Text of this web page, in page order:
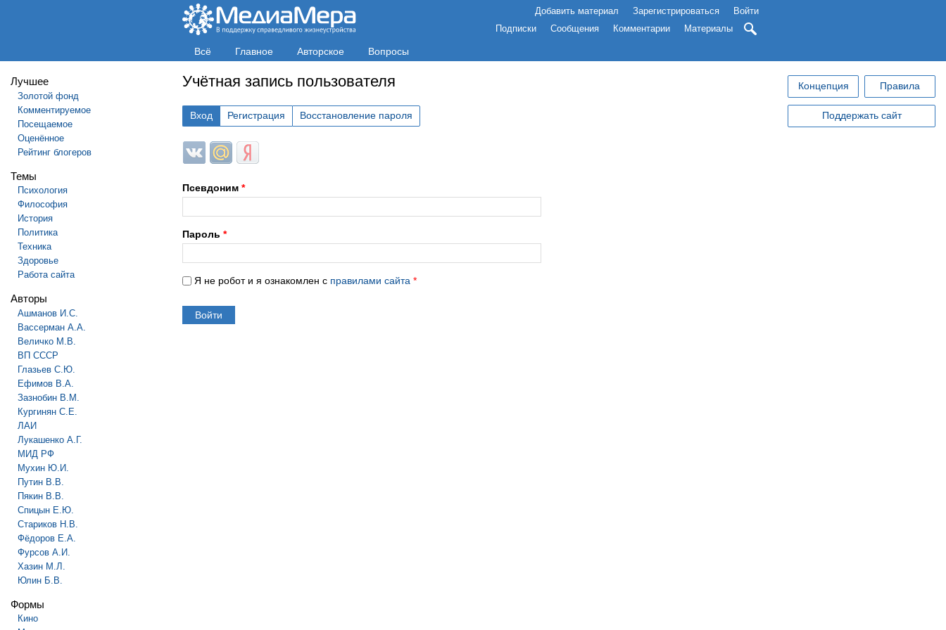
Добавить материал Зарегистрироваться
Войти
Подписки
Сообщения Комментарии Материалы
Всё Главное Авторское Вопросы
Лучшее
Золотой фонд
Комментируемое
Посещаемое
Оценённое
Рейтинг блогеров
Темы
Психология
Философия
История
Политика
Техника
Здоровье
Работа сайта
Авторы
Ашманов И.С.
Вассерман А.А.
Величко М.В.
ВП СССР
Глазьев С.Ю.
Ефимов В.А.
Зазнобин В.М.
Кургинян С.Е.
ЛАИ
Лукашенко А.Г.
МИД РФ
Мухин Ю.И.
Путин В.В.
Пякин В.В.
Спицын Е.Ю.
Стариков Н.В.
Фёдоров Е.А.
Фурсов А.И.
Хазин М.Л.
Юлин Б.В.
Формы
Кино
Учётная запись пользователя
Вход Регистрация Восстановление пароля
Login with ВКонтакте
Login with Mail.ru
Login with Яндекс
Псевдоним *
Пароль *
Я не робот и я ознакомлен с правилами сайта *
Концепция Правила
Поддержать сайт